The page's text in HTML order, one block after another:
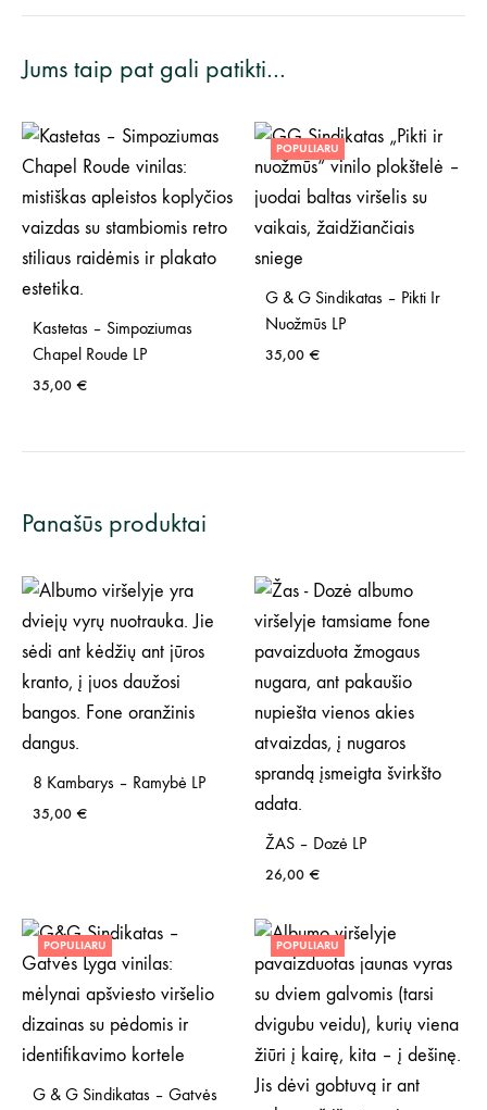
Jums taip pat gali patikti…
Kastetas – Simpoziumas
Chapel Roude LP
35,00 €
POPULIARU
G & G Sindikatas – Pikti Ir
Nuožmūs LP
35,00 €
Panašūs produktai
8 Kambarys – Ramybė LP
35,00 €
ŽAS – Dozė LP
26,00 €
POPULIARU
G & G Sindikatas – Gatvės
POPULIARU